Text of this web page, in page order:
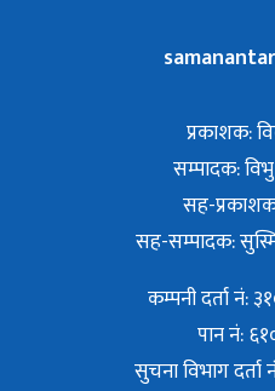
प्रकाशक:
सम्पादक:
सह-
सह-सम्पादक:
कम्पनी दर्ता नं:
पान नं:
सुचना विभाग